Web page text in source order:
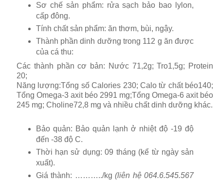
Sơ chế sản phẩm: rửa sạch bảo bao lylon,
cấp đông.
Tính chất sản phẩm: ăn thơm, bùi, ngậy.
Thành phần dinh dưỡng trong 112 g ăn được
của cá thu:
Các thành phần cơ bản: Nước 71,2g; Tro1,5g; Protein
20;
Năng lượng:Tổng số Calories 230; Calo từ chất béo140;
Tổng Omega-3 axit béo 2991 mg;Tổng Omega-6 axit béo
245 mg; Choline72,8 mg và nhiều chất dinh dưỡng khác.
Bảo quản: Bảo quản lạnh ở nhiệt độ -19 độ
đến -38 độ C.
Thời hạn sử dụng: 09 tháng (kể từ ngày sản
xuất).
Giá thành: ………../kg(liên hệ 064.6.545.567